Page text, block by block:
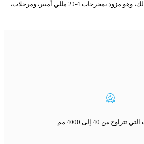
وإجمالي التدفق، وما إلى ذلك، وهو مزود بمخرجات 4-20 مللي أمبير، ومرحلات،
من 40 إلى 4000 مم